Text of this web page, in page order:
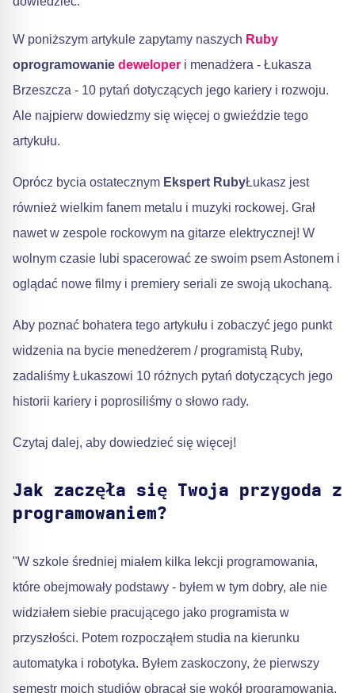
W poniższym artykule zapytamy naszych Ruby
oprogramowanie deweloper i menadżera - Łukasza
Brzeszcza - 10 pytań dotyczących jego kariery i rozwoju.
Ale najpierw dowiedzmy się więcej o gwieździe tego
artykułu.
Oprócz bycia ostatecznym Ekspert RubyŁukasz jest
również wielkim fanem metalu i muzyki rockowej. Grał
nawet w zespole rockowym na gitarze elektrycznej! W
wolnym czasie lubi spacerować ze swoim psem Astonem i
oglądać nowe filmy i premiery seriali ze swoją ukochaną.
Aby poznać bohatera tego artykułu i zobaczyć jego punkt
widzenia na bycie menedżerem / programistą Ruby,
zadaliśmy Łukaszowi 10 różnych pytań dotyczących jego
historii kariery i poprosiliśmy o słowo rady.
Czytaj dalej, aby dowiedzieć się więcej!
Jak zaczęła się Twoja przygoda z
programowaniem?
"W szkole średniej miałem kilka lekcji programowania,
które obejmowały podstawy - byłem w tym dobry, ale nie
widziałem siebie pracującego jako programista w
przyszłości. Potem rozpocząłem studia na kierunku
automatyka i robotyka. Byłem zaskoczony, że pierwszy
semestr moich studiów obracał się wokół programowania.